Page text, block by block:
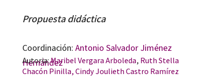
Propuesta didáctica
Coordinación: Antonio Salvador Jiménez
Hernández
Autoria:Maribel Vergara Arboleda, Ruth Stella
Chacón Pinilla,Cindy Joulieth Castro Ramírez